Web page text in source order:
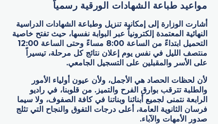
مواعيد طباعة الشهادات الورقية رسمياً
أشارت الوزارة إلى إمكانية تنزيل وطباعة الشهادات الدراسية
النهائية المعتمدة إلكترونياً عبر البوابة نفسها، حيث تفتح خاصية
التحميل ابتداءً من الساعة 8:00 مساءً وحتى الساعة 12:00
منتصف الليل في نفس يوم إعلان نتائج كل مرحلة، تيسيراً
على الأسر والمقبلين على التسجيل الجامعي.
لأن لحظات الحصاد هي الأجمل، ولأن عيون أولياء الأمور
والطلبة تترقب بوارق الفرح والتميز. من قلوبنا، في راديو
الرابعة نتمنى لجميع أبنائنا وبناتنا في كافة الصفوف، ولا سيما
فرسان الثانوية العامة، أعلى درجات التفوق والنجاح التي تثلج
صدور الأمهات والآباء.